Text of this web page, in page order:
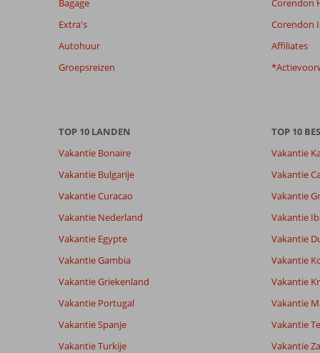
te
over
onze
beoordelingen.
Totale score
Gebaseerd op:
5928,4
Zeer goed
Eten
Wifi
Ervaringen
van onze
klanten
Taal
Bagage
Extra's
Autohuur
Groepsreizen
Corendon
Corendon
Affiliates
TOP 10 LANDEN
Vakantie Bonaire
Vakantie Bulgarije
Vakantie Curacao
Vakantie Nederland
Vakantie Egypte
Vakantie Gambia
Vakantie Griekenland
Vakantie Portugal
Vakantie Spanje
Vakantie Turkije
TOP 10
Vakantie
Vakantie
Vakantie
Vakantie
Vakantie
Vakantie
Vakantie
Vakantie
Vakantie
Vakantie